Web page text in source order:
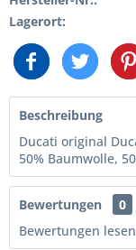
Lagerort:
Beschreibung
Ducati original
50% Baumwolle,
Bewertungen
0
Bewertungen